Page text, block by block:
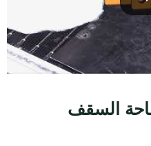
#5: مساحة السقف